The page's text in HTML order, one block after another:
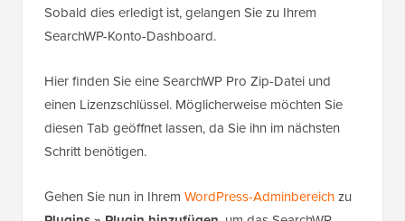
Sobald dies erledigt ist, gelangen Sie zu Ihrem
SearchWP-Konto-Dashboard.
Hier finden Sie eine SearchWP Pro Zip-Datei und
einen Lizenzschlüssel. Möglicherweise möchten Sie
diesen Tab geöffnet lassen, da Sie ihn im nächsten
Schritt benötigen.
Gehen Sie nun in Ihrem WordPress-Adminbereichzu